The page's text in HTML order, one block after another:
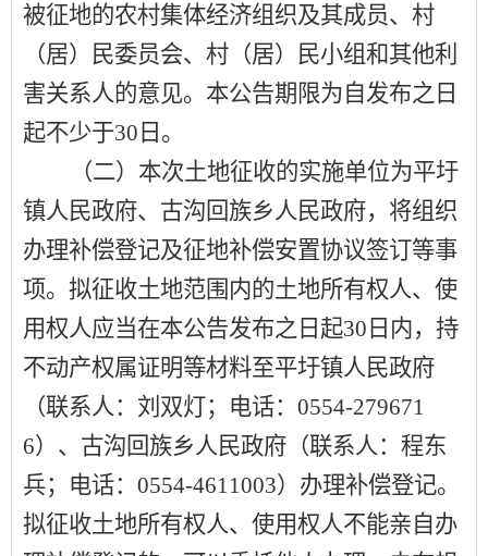
被征地的农村集体经济组织及其成员、村
（居）民委员会、村（居）民小组和其他利
害关系人的意见。本公告期限为自发布之日
起不少于30 日。
（二）本次土地征收的实施单位为平圩
镇人民政府、古沟回族乡人民政府，将组织
办理补偿登记及征地补偿安置协议签订等事
项。拟征收土地范围内的土地所有权人、使
用权人应当在本公告发布之日起30 日内，持
不动产权属证明等材料至平圩镇人民政府
（联系人： 刘双灯；电话： 0554-279671
6）、 古沟回族乡人民政府 （联系人： 程东
兵；电话： 0554-4611003）办理补偿登记。
拟征收土地所有权人、使用权人不能亲自办